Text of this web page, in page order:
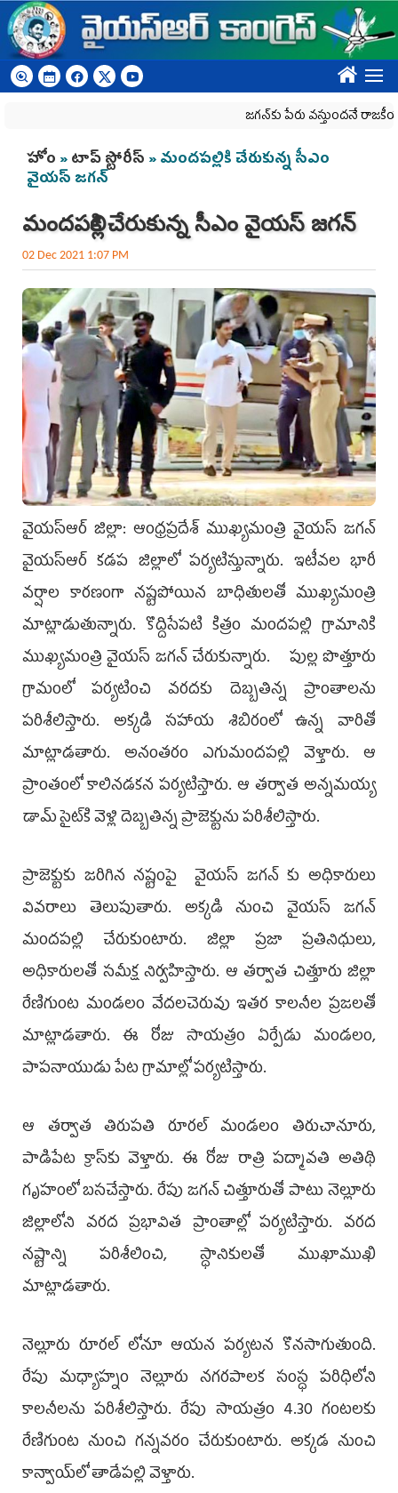
Skip to main content
????
జగన్‌కు పేరు వస్తుందనే రాజకీయ కక్షతో
You are here
హోం »టాప్ స్టోరీస్ » మందపల్లికి చేరుకున్న సీఎం
వైయ‌స్ జ‌గ‌న్
మందపల్లికి చేరుకున్న సీఎం వైయ‌స్ జ‌గ‌న్
02 Dec 2021 1:07 PM
వైయ‌స్ఆర్ జిల్లా: ఆంధ్ర‌ప్ర‌దేశ్ ముఖ్య‌మంత్రి వైయ‌స్ జ‌గ‌న్
వైయ‌స్ఆర్ క‌డ‌ప జిల్లాలో ప‌ర్య‌టిస్తున్నారు. ఇటీవ‌ల భారీ
వ‌ర్షాల కార‌ణంగా న‌ష్ట‌పోయిన బాధితుల‌తో ముఖ్య‌మంత్రి
మాట్లాడుతున్నారు. కొద్దిసేప‌టి కిత్రం మంద‌ప‌ల్లి గ్రామానికి
ముఖ్య‌మంత్రి వైయ‌స్ జ‌గ‌న్ చేరుకున్నారు. పుల్ల పొత్తూరు
గ్రామంలో పర్యటించి వరదకు దెబ్బతిన్న ప్రాంతాలను
ప‌రిశీలిస్తారు. అక్క‌డి సహాయ శిబిరంలో ఉన్న వారితో
మాట్లాడ‌తారు. అనంత‌రం ఎగుమందపల్లి వెళ్తారు. ఆ
ప్రాంతంలో కాలినడకన పర్యటిస్తారు. ఆ త‌ర్వాత‌ అన్నమయ్య
డామ్‌ సైట్‌కి వెళ్లి దెబ్బతిన్న ప్రాజెక్టును పరిశీలిస్తారు.
ప్రాజెక్టుకు జరిగిన నష్టంపై వైయ‌స్ జ‌గ‌న్ కు అధికారులు
వివ‌రాలు తెలుపుతారు. అక్క‌డి నుంచి వైయ‌స్ జ‌గ‌న్
మందపల్లి చేరుకుంటారు. జిల్లా ప్రజా ప్రతినిధులు,
అధికారులతో సమీక్ష నిర్వహిస్తారు. ఆ త‌ర్వాత‌ చిత్తూరు జిల్లా
రేణిగుంట మండలం వేదలచెరువు ఇత‌ర కాల‌నీల ప్రజలతో
మాట్లాడ‌తారు. ఈ రోజు సాయ‌త్రం ఏర్పేడు మండలం,
పాపనాయుడు పేట గ్రామాల్లో ప‌ర్య‌టిస్తారు.
ఆ త‌ర్వాత‌ తిరుపతి రూరల్‌ మండలం తిరుచానూరు,
పాడిపేట క్రాస్‌కు వెళ్తారు. ఈ రోజు రాత్రి పద్మావతి అతిథి
గృహంలో బసచేస్తారు. రేపు జ‌గ‌న్ చిత్తూరుతో పాటు నెల్లూరు
జిల్లాలోని వరద ప్రభావిత ప్రాంతాల్లో పర్యటిస్తారు. వరద
నష్టాన్ని పరిశీలించి, స్ధానికులతో ముఖాముఖి
మాట్లాడ‌తారు.
నెల్లూరు రూరల్ లోనూ ఆయ‌న ప‌ర్య‌టన కొన‌సాగుతుంది.
రేపు మ‌ధ్యాహ్నం నెల్లూరు నగరపాలక సంస్ధ ప‌రిధిలోని
కాల‌నీల‌ను ప‌రిశీలిస్తారు. రేపు సాయ‌త్రం 4.30 గంటలకు
రేణిగుంట నుంచి గన్నవరం చేరుకుంటారు. అక్కడ నుంచి
కాన్వాయ్‌లో తాడేపల్లి వెళ్తారు.